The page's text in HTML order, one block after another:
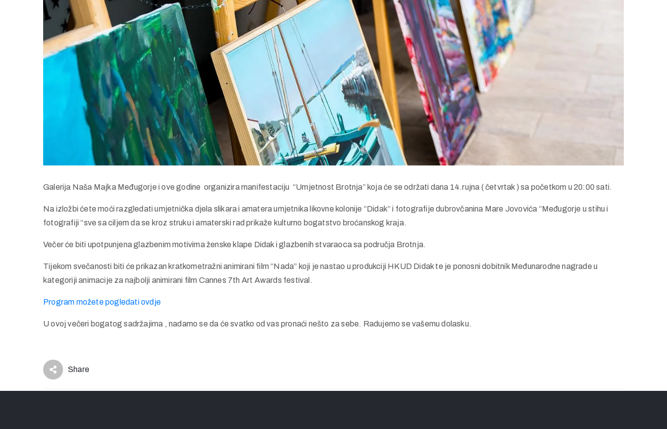
Galerija Naša Majka Međugorje i ove godine organizira manifestaciju “Umjetnost Brotnja” koja će se održati dana 14.rujna ( četvrtak ) sa početkom u 20:00 sati.
Na izložbi ćete moći razgledati umjetnička djela slikara i amatera umjetnika likovne kolonije “Didak” i fotografije dubrovčanina Mare Jovovića “Međugorje u stihu i
fotografiji “sve sa ciljem da se kroz struku i amaterski rad prikaže kulturno bogatstvo broćanskog kraja.
Večer će biti upotpunjena glazbenim motivima ženske klape Didak i glazbenih stvaraoca sa područja Brotnja.
Tijekom svečanosti biti će prikazan kratkometražni animirani film “Nada” koji je nastao u produkciji HKUD Didak te je ponosni dobitnik Međunarodne nagrade u
kategoriji animacije za najbolji animirani film Cannes 7th Art Awards festival.
Program možete pog edatiovdje
U ovoj večeri bogatog sadržajima , nadamo se da će svatko od vas pronaći nešto za sebe. Radujemo se vašemu dolasku.
Share